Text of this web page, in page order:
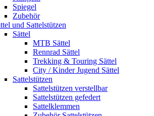
Spiegel
Zubehör
und Sattelstützen
Sättel
MTB Sättel
Rennrad Sättel
Trekking & Touring Sättel
City / Kinder Jugend Sättel
Sattelstützen
Sattelstützen verstellbar
Sattelstützen gefedert
Sattelklemmen